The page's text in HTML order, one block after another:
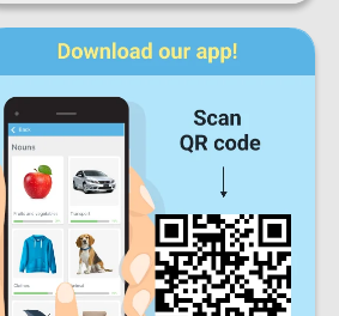
Avanzamento
Lun Mer Gio
Sab Dom
Progresso quotidiano